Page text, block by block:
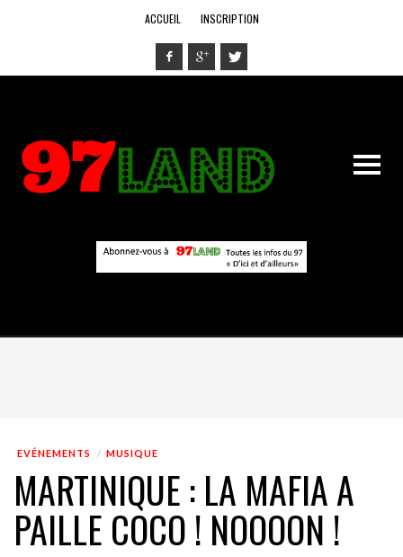
ACCUEIL INSCRIPTION
EVÉNEMENTS MUSIQUE
MARTINIQUE : LA MAFIA A
PAILLE COCO ! NOOOON !